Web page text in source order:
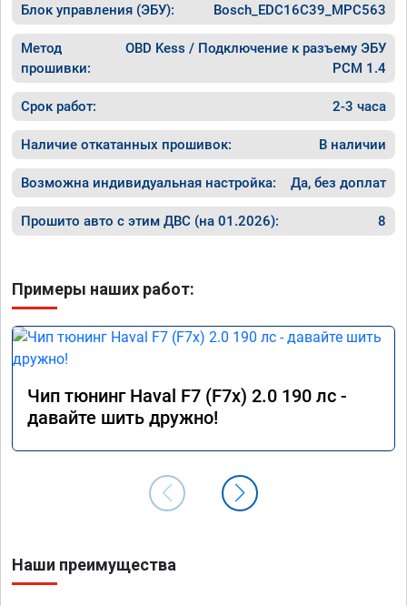
Блок управления (ЭБУ): Bosch_EDC16C39_MPC563
Метод
прошивки:
OBD Kess / Подключение к разъему ЭБУ
PCM 1.4
Срок работ: 2-3 часа
Наличие откатанных прошивок: В наличии
Возможна индивидуальная настройка: Да, без доплат
Прошито авто с этим ДВС (на 01.2026): 8
Примеры наших работ:
Чип тюнинг Haval F7 (F7x) 2.0 190 лс -
давайте шить дружно!
Наши преимущества